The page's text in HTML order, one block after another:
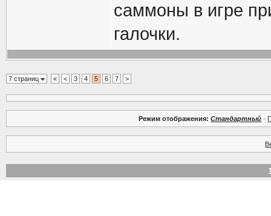
саммоны в игре
галочки.
7 страниц « < 3 4 5 6 7 >
Режим отображения: Стандартный ·